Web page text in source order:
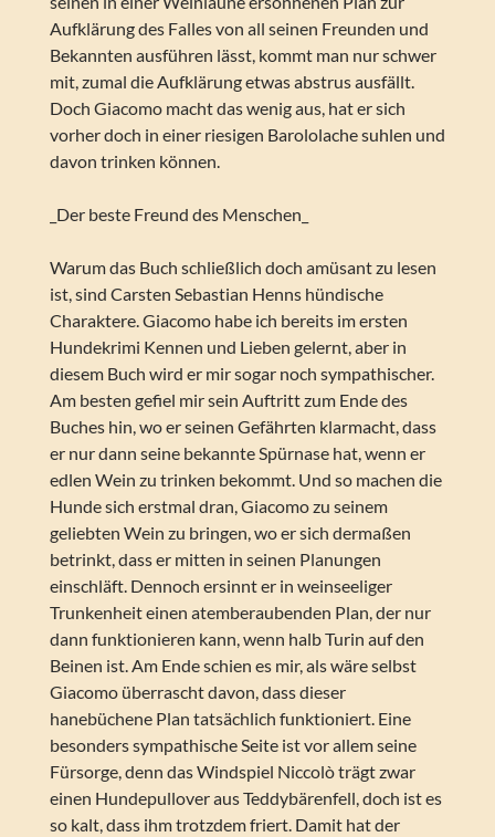
Aufklärung des Falles von all seinen Freunden und
Bekannten ausführen lässt, kommt man nur schwer
mit, zumal die Aufklärung etwas abstrus ausfällt.
Doch Giacomo macht das wenig aus, hat er sich
vorher doch in einer riesigen Barololache suhlen und
davon trinken können.
_Der beste Freund des Menschen_
Warum das Buch schließlich doch amüsant zu lesen
ist, sind Carsten Sebastian Henns hündische
Charaktere. Giacomo habe ich bereits im ersten
Hundekrimi Kennen und Lieben gelernt, aber in
diesem Buch wird er mir sogar noch sympathischer.
Am besten gefiel mir sein Auftritt zum Ende des
Buches hin, wo er seinen Gefährten klarmacht, dass
er nur dann seine bekannte Spürnase hat, wenn er
edlen Wein zu trinken bekommt. Und so machen die
Hunde sich erstmal dran, Giacomo zu seinem
geliebten Wein zu bringen, wo er sich dermaßen
betrinkt, dass er mitten in seinen Planungen
einschläft. Dennoch ersinnt er in weinseeliger
Trunkenheit einen atemberaubenden Plan, der nur
dann funktionieren kann, wenn halb Turin auf den
Beinen ist. Am Ende schien es mir, als wäre selbst
Giacomo überrascht davon, dass dieser
hanebüchene Plan tatsächlich funktioniert. Eine
besonders sympathische Seite ist vor allem seine
Fürsorge, denn das Windspiel Niccolò trägt zwar
einen Hundepullover aus Teddybärenfell, doch ist es
so kalt, dass ihm trotzdem friert. Damit hat der